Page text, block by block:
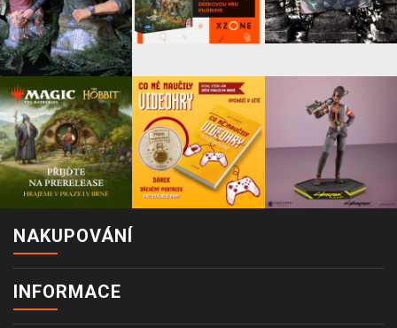
NAKUPOVÁNÍ
INFORMACE